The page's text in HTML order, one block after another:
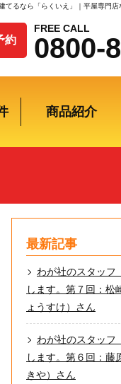
るなら「らくいえ」｜平屋専門店
約
FREE CALL
0800-
商品紹介
最新記事
わが社のスタッフ
します。第７回：松
ょうすけ）さん
わが社のスタッフ
します。第６回：藤
きや）さん